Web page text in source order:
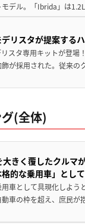
デル。「Ibrida」は
リスタが提案する
スタ専用キットが登
が採用された。従来
(全体)
きく覆したクルマ
的な乗用車」とし
用車として具現化しよ
車の枠を超え、庶民